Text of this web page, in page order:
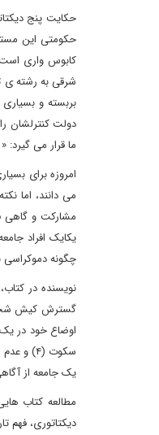
حکایت پنج
کابوس واری
شرقی به رشته ی
بربسته و
دولت کنترلشان
ما قرار می گیرد:
امروزه برای
می دانند، اما
مشارکت و گاهی
یکایک افراد
چگونه
نویسنده در
گسترش کیش
اوضاع خود در
یک جامعه از
دیکتاتوری، فهم